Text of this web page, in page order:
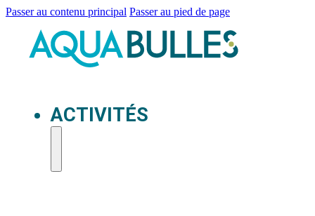
Passer au contenu principal Passer au pied de page
ACTIVITÉS